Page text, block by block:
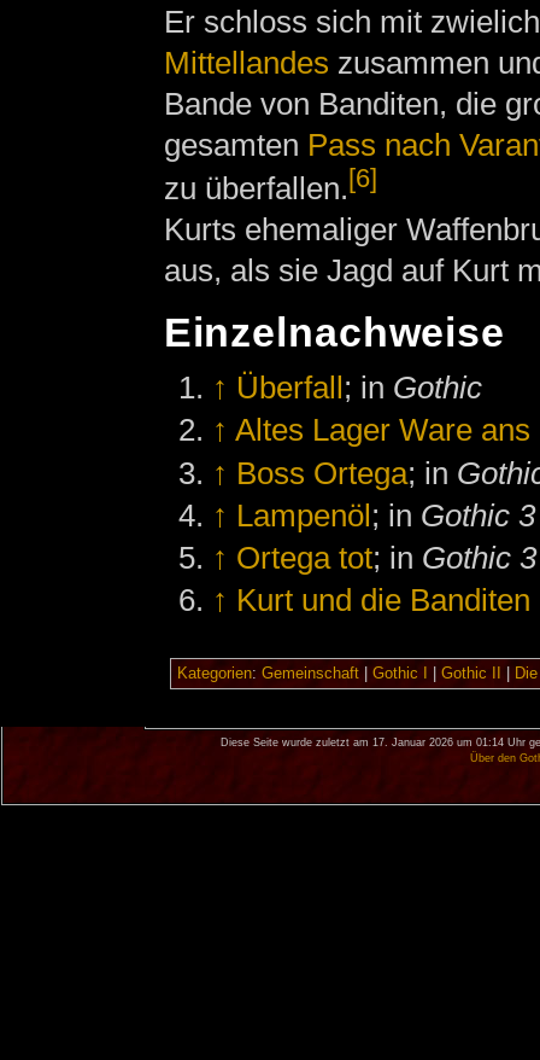
Er schloss sich mit
Mittellandes zusammen
Bande von Banditen, die
gesamten Pass nach
zu überfallen.[6]
Kurts ehemaliger
aus, als sie Jagd auf Kurt
Einzelnachweise
↑ Überfall; in Gothic
↑ Altes Lager Ware
↑ Boss Ortega; in
↑ Lampenöl; in Gothic 3
↑ Ortega tot; in Gothic 3
↑ Kurt und die
Kategorien: Gemeinschaft| Gothic I Gothic II
Diese Seite wurde zuletzt am 17. Januar 2026 um 01:14 Uhr
Über den